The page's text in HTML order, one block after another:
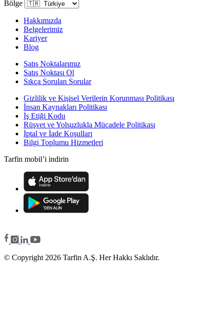
Bölge
Hakkımızda
Belgelerimiz
Kariyer
Blog
Satış Noktalarımız
Satış Noktası Ol
Sıkça Sorulan Sorular
Gizlilik ve Kişisel Verilerin Korunması Politikası
İnsan Kaynakları Politikası
İş Etiği Kodu
Rüşvet ve Yolsuzlukla Mücadele Politikası
İptal ve İade Koşulları
Bilgi Toplumu Hizmetleri
Tarfin mobil’i indirin
© Copyright 2026 Tarfin A.Ş. Her Hakkı Saklıdır.